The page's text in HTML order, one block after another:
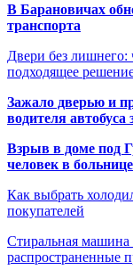
В Барановичах
транспорта
Двери без лишнего:
подходящее
Зажало дверью и
водителя
Взрыв в доме под
человек в больнице
Как выбрать
покупателей
Стиральная
распространенные